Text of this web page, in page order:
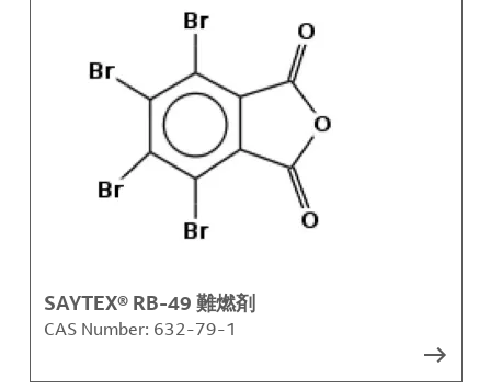
SAYTEX® RB-49 難燃剤
CAS Number: 632-79-1